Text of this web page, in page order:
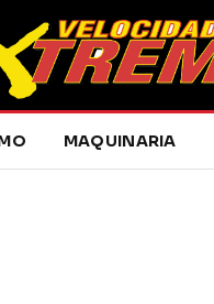
MAQUINARIA